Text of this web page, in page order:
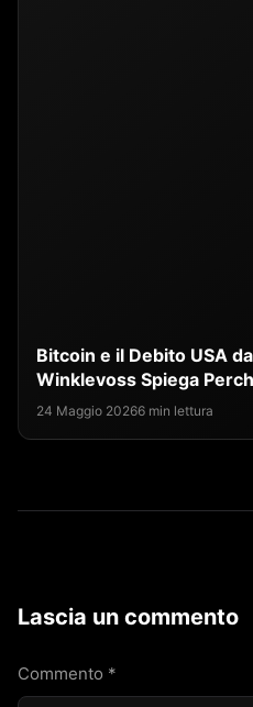
Bitcoin e il Debito USA
Winklevoss Spiega
24 Maggio 20266 min lettura
Lascia un commento
Commento *